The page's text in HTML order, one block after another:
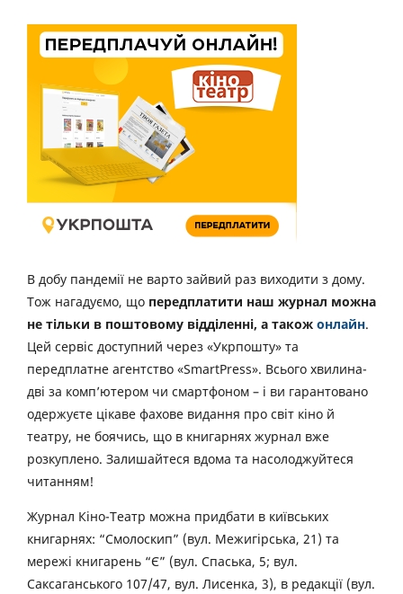
В добу пандемії не варто зайвий раз виходити з дому.
Тож нагадуємо, що передплатити наш журнал можна
не тільки в поштовому відділенні, а також онлайн.
Цей сервіс доступний через «Укрпошту» та
передплатне агентство «SmartPress». Всього хвилина-
дві за комп’ютером чи смартфоном – і ви гарантовано
одержуєте цікаве фахове видання про світ кіно й
театру, не боячись, що в книгарнях журнал вже
розкуплено. Залишайтеся вдома та насолоджуйтеся
читанням!
Журнал Кіно-Театр можна придбати в київських
книгарнях: “Смолоскип” (вул. Межигірська, 21) та
мережі книгарень “Є” (вул. Спаська, 5; вул.
Саксаганського 107/47, вул. Лисенка, 3), в редакції (вул.